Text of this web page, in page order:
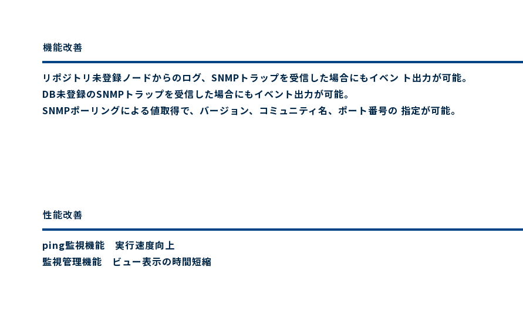
機能改善
リポジトリ未登録ノードからのログ、SNMPトラップを受信した場合にもイベン ト出力が可能。
DB未登録のSNMPトラップを受信した場合にもイベント出力が可能。
SNMPポーリングによる値取得で、バージョン、コミュニティ名、ポート番号の 指定が可能。
性能改善
ping監視機能 実行速度向上
監視管理機能 ビュー表示の時間短縮